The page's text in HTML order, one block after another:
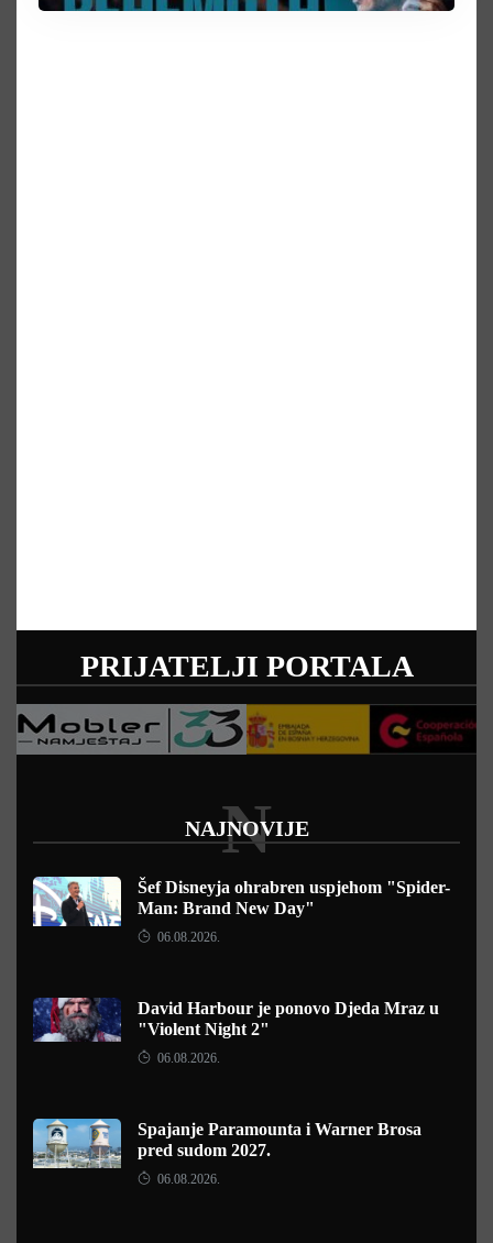
PRIJATELJI PORTALA
NAJNOVIJE
N
Šef Disneyja ohrabren uspjehom "Spider-
Man: Brand New Day"
06.08.2026.
David Harbour je ponovo Djeda Mraz u
"Violent Night 2"
06.08.2026.
Spajanje Paramounta i Warner Brosa
pred sudom 2027.
06.08.2026.